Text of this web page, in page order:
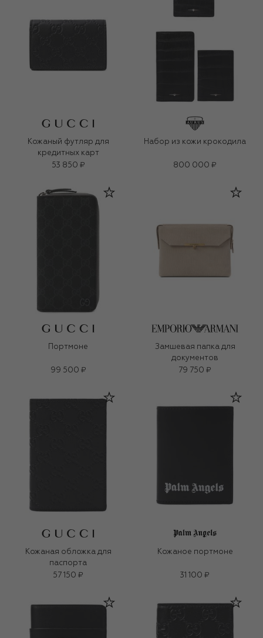
Кожаный футляр для
кредитных карт
53 850 ₽
Набор из кожи крокодила
800 000 ₽
Портмоне
99 500 ₽
Замшевая папка для
документов
79 750 ₽
Кожаная обложка для
паспорта
57 150 ₽
Кожаное портмоне
31 100 ₽